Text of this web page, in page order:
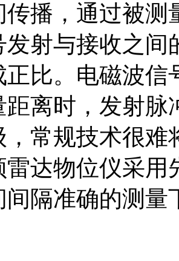
传播，通过被
发射与接收之
正比。电磁波
距离时，发射
常规技术很难
雷达物位仪采
间隔准确的测量